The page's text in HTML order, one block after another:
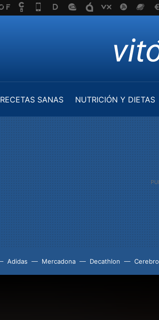
RECETAS SANAS NUTRICIÓN Y DIETAS
Adidas Mercadona Decathlon Cerebro